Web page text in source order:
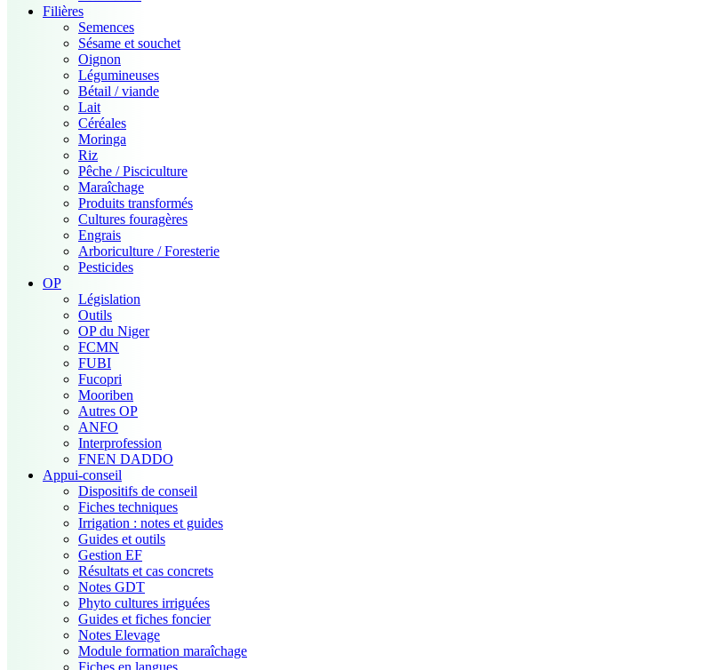
Filières
Semences
Sésame et souchet
Oignon
Légumineuses
Bétail / viande
Lait
Céréales
Moringa
Riz
Pêche / Pisciculture
Maraîchage
Produits transformés
Cultures fouragères
Engrais
Arboriculture / Foresterie
Pesticides
OP
Législation
Outils
OP du Niger
FCMN
FUBI
Fucopri
Mooriben
Autres OP
ANFO
Interprofession
FNEN DADDO
Appui-conseil
Dispositifs de conseil
Fiches techniques
Irrigation : notes et guides
Guides et outils
Gestion EF
Résultats et cas concrets
Notes GDT
Phyto cultures irriguées
Guides et fiches foncier
Notes Elevage
Module formation maraîchage
Fiches en langues